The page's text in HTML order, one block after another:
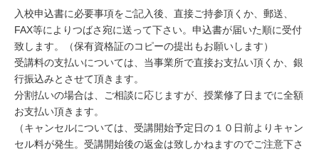
入校申込書に必要事項をご記入後、直接ご持参頂くか、郵送、
FAX等によりつばさ宛に送って下さい。申込書が届いた順に受付
致します。（保有資格証のコピーの提出もお願いします）
受講料の支払いについては、当事業所で直接お支払い頂くか、銀
行振込みとさせて頂きます。
分割払いの場合は、ご相談に応じますが、授業修了日までに全額
お支払い頂きます。
（キャンセルについては、受講開始予定日の１０日前よりキャン
セル料が発生。受講開始後の返金は致しかねますのでご注意下さ